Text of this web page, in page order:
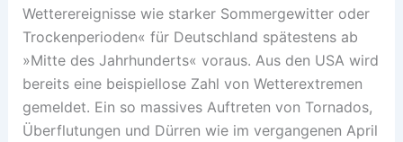
Wetterereignisse wie starker Sommergewitter oder
Trockenperioden« für Deutschland spätestens ab
»Mitte des Jahrhunderts« voraus. Aus den USA wird
bereits eine beispiellose Zahl von Wetterextremen
gemeldet. Ein so massives Auftreten von Tornados,
Überflutungen und Dürren wie im vergangenen April